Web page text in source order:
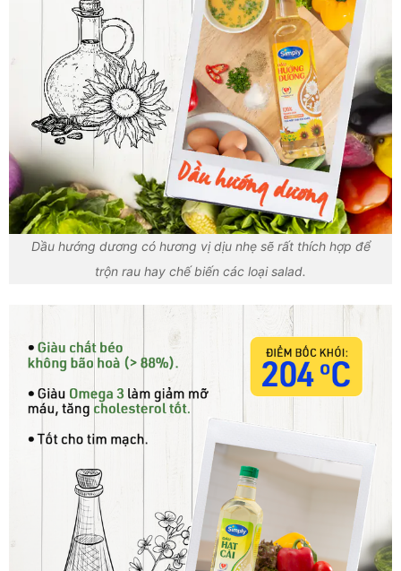
Dầu hướng dương có hương vị dịu nhẹ sẽ rất thích hợp để
trộn rau hay chế biến các loại salad.